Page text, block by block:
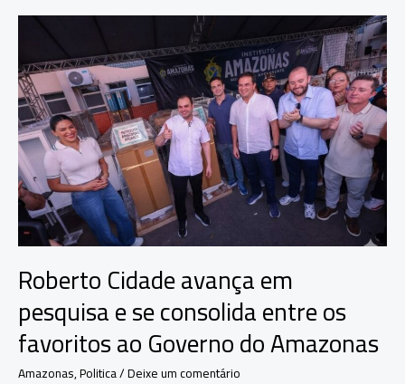
das
urnas
não
podem
ser
alterados
após
lacração
Roberto Cidade avança em
pesquisa e se consolida entre os
favoritos ao Governo do Amazonas
Amazonas,Politica/Deixe um comentário